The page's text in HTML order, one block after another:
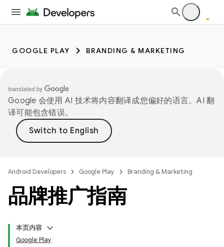
GOOGLE PLAY BRANDING & MARKETING
Google 会使用 AI 技术将内容翻译成您偏好的语言。AI 翻
译可能包含错误。
Android Developers Google Play Branding & Marketing
品牌推广指南
本页内容
Google Play